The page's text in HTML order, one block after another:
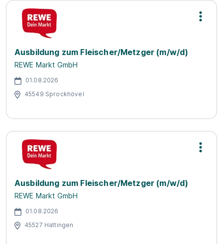
Ausbildung zum Fleischer/Metzger (m/w/d)
REWE Markt GmbH
01.08.2026
45549 Sprockhövel
Ausbildung zum Fleischer/Metzger (m/w/d)
REWE Markt GmbH
01.08.2026
45527 Hattingen